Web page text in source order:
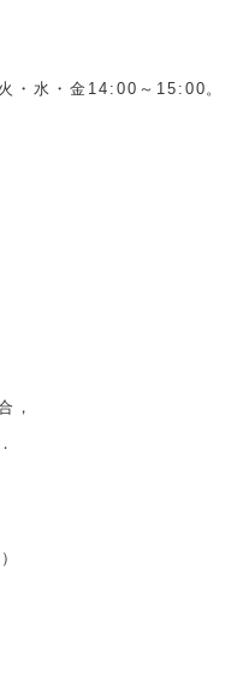
・水・金14:00～15:00。
，